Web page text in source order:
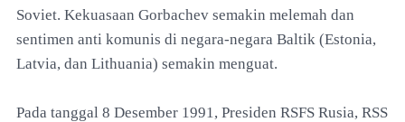
Soviet. Kekuasaan Gorbachev semakin melemah dan
sentimen anti komunis di negara-negara Baltik (Estonia,
Latvia, dan Lithuania) semakin menguat.
Pada tanggal 8 Desember 1991, Presiden RSFS Rusia, RSS